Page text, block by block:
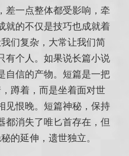
差一点整体都受影响，牵
就的不仅是技巧也成就着
们复杂，大常让我们简
有个人。如果说长篇小说
自信的产物。短篇是一把
蹲着，而是坐着面对世
见恨晚。短篇神秘，保持
都消失了唯匕首存在，但
的延伸，遗世独立。